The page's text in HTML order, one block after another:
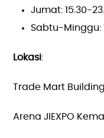
Jumat: 15.30-
Sabtu-Minggu:
Lokasi:
Trade Mart
Arena JIEXPO